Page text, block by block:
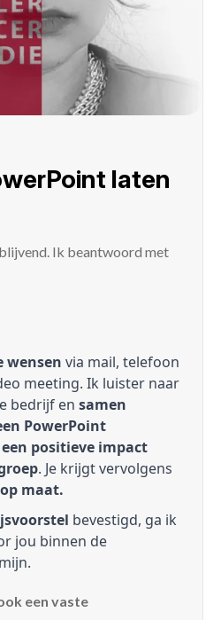
laten
Ik beantwoord met
wensen via mail, telefoon
meeting. Ik luister naar
bedrijf en samen
PowerPoint
positieve impact
. Je krijgt vervolgens
maat.
bevestigd, ga ik
jou binnen de
een vaste